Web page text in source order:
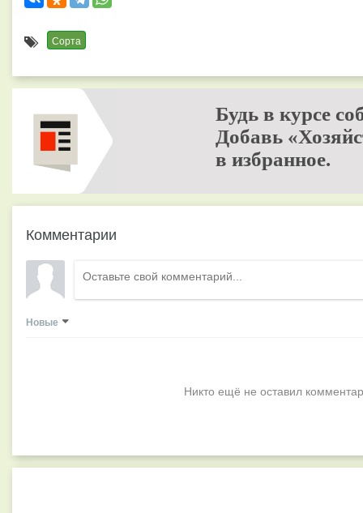
Сорта
Будь в курсе
Добавь
в избранное.
Комментарии
Новые
Никто ещё не оставил